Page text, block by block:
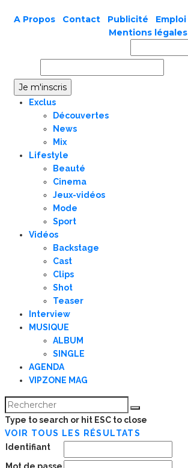
A Propos Contact Publicité Emploi
Mentions légales
Exclus
Découvertes
News
Mix
Lifestyle
Beauté
Cinema
Jeux-vidéos
Mode
Sport
Vidéos
Backstage
Cast
Clips
Shot
Teaser
Interview
MUSIQUE
ALBUM
SINGLE
AGENDA
VIPZONE MAG
Type to search or hit ESC to close
VOIR TOUS LES RÉSULTATS
Identifiant